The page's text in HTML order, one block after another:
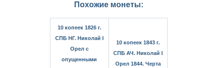
Похожие монеты:
10 копеек 1826 г.
СПБ НГ. Николай I
Орел с
опущенными
10 копеек 1843 г.
СПБ АЧ. Николай I
Орел 1844. Черта